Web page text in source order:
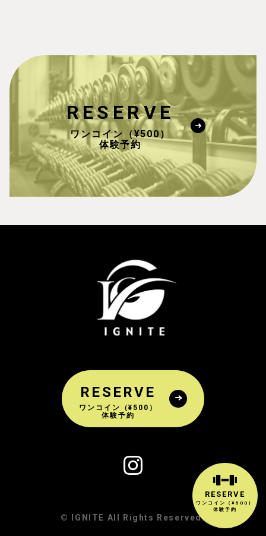
RESERVE
ワンコイン（¥500）
体験予約
RESERVE
ワンコイン（¥500）
体験予約
RESERVE
ワンコイン（¥500）
体験予約
© IGNITE All Rights Reserved.